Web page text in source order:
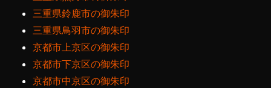
三重県鈴鹿市の御朱印
三重県鳥羽市の御朱印
京都市上京区の御朱印
京都市下京区の御朱印
京都市中京区の御朱印